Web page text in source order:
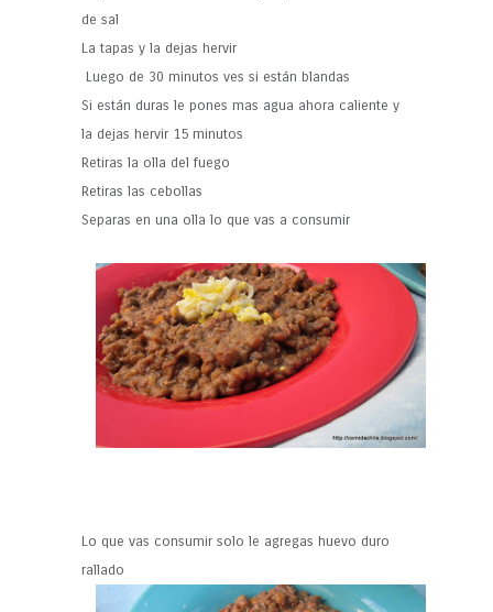
de sal
La tapas y la dejas hervir
Luego de 30 minutos ves si están blandas
Si están duras le pones mas agua ahora caliente y
la dejas hervir 15 minutos
Retiras la olla del fuego
Retiras las cebollas
Separas en una olla lo que vas a consumir
Lo que vas consumir solo le agregas huevo duro
rallado